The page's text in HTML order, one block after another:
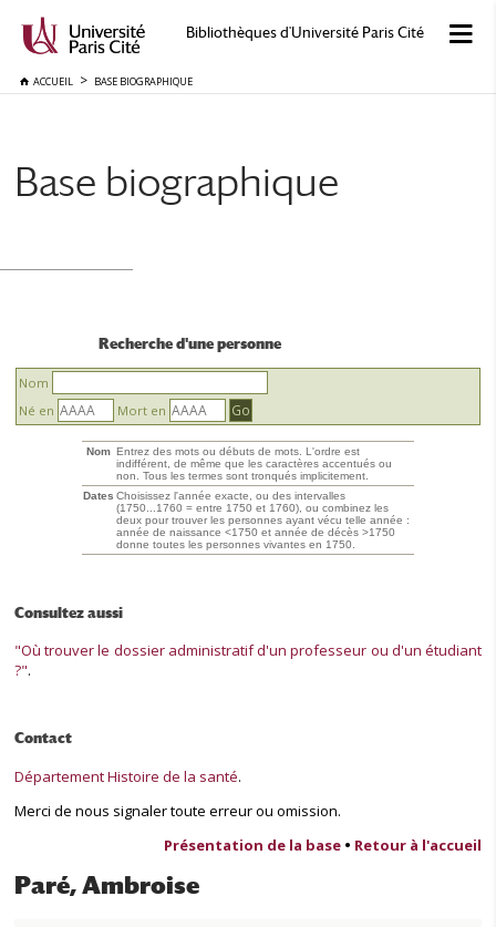
Bibliothèques d'Université Paris Cité
ACCUEIL BASE BIOGRAPHIQUE
Base biographique
Recherche d'une personne
Nom
Né en
Mort en
Nom Entrez des mots ou débuts de mots. L'ordre est
indifférent, de même que les caractères accentués ou
non. Tous les termes sont tronqués implicitement.
Dates Choisissez l'année exacte, ou des intervalles
(1750...1760 = entre 1750 et 1760), ou combinez les
deux pour trouver les personnes ayant vécu telle année :
année de naissance <1750 et année de décès >1750
donne toutes les personnes vivantes en 1750.
Consultez aussi
"Où trouver le dossier administratif d'un professeur ou d'un étudiant
?".
Contact
Département Histoire de la santé.
Merci de nous signaler toute erreur ou omission.
Présentation de la base • Retour à l'accueil
Paré, Ambroise